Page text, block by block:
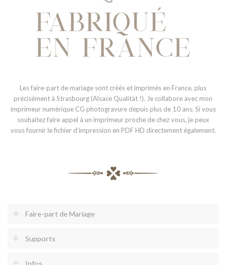
Les faire-part de mariage sont créés et imprimés en France, plus
précisément à Strasbourg (Alsace Qualität !). Je collabore avec mon
imprimeur numérique CG photogravure depuis plus de 10 ans. Si vous
souhaitez faire appel à un imprimeur proche de chez vous, je peux
vous fournir le fichier d’impression en PDF HD directement également.
Faire-part de Mariage
Supports